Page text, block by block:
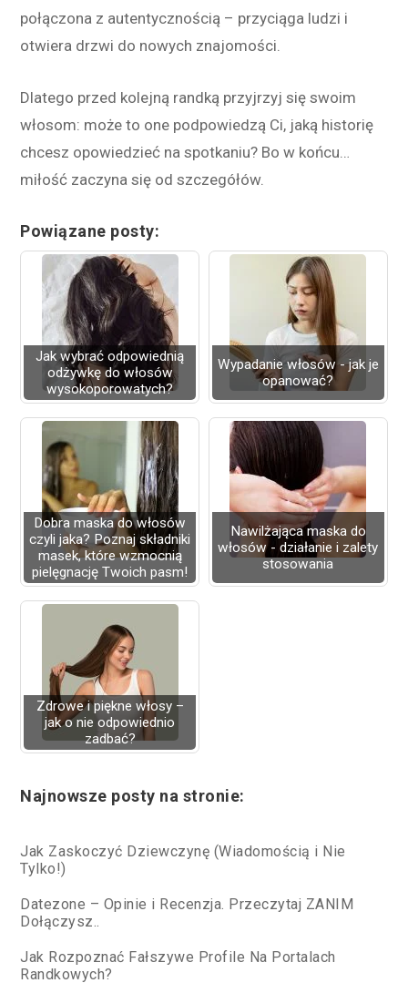
połączona z autentycznością – przyciąga ludzi i
otwiera drzwi do nowych znajomości.
Dlatego przed kolejną randką przyjrzyj się swoim
włosom: może to one podpowiedzą Ci, jaką historię
chcesz opowiedzieć na spotkaniu? Bo w końcu…
miłość zaczyna się od szczegółów.
Powiązane posty:
Jak wybrać odpowiednią
odżywkę do włosów
wysokoporowatych?
Wypadanie włosów - jak je
opanować?
Dobra maska do włosów
czyli jaka? Poznaj składniki
masek, które wzmocnią
pielęgnację Twoich pasm!
Nawilżająca maska do
włosów - działanie i zalety
stosowania
Zdrowe i piękne włosy –
jak o nie odpowiednio
zadbać?
Najnowsze posty na stronie:
Jak Zaskoczyć Dziewczynę (Wiadomością i Nie
Tylko!)
Datezone – Opinie i Recenzja. Przeczytaj ZANIM
Dołączysz..
Jak Rozpoznać Fałszywe Profile Na Portalach
Randkowych?